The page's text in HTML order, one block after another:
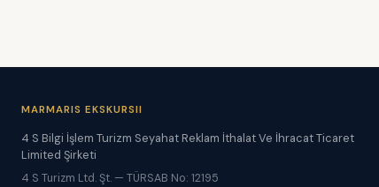
MARMARIS EKSKURSII
4 S Bilgi İşlem Turizm Seyahat Reklam İthalat Ve İhracat Ticaret
Limited Şirketi
4 S Turizm Ltd. Şt. — TÜRSAB No: 12195